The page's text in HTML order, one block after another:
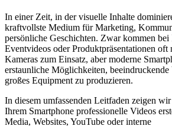
In einer Zeit, in der visuelle Inhalte
kraftvollste Medium für Marketing,
persönliche Geschichten. Zwar kommen bei
Eventvideos oder Produktpräsentationen
Kameras zum Einsatz, aber moderne
erstaunliche Möglichkeiten, beeindruckende
großes Equipment zu produzieren.
In diesem umfassenden Leitfaden zeigen
Ihrem Smartphone professionelle Videos
Media, Websites, YouTube oder interne